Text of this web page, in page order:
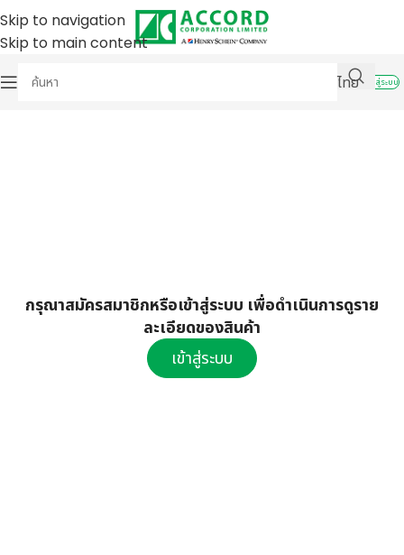
Skip to navigation
Skip to main content
ไทย
เข้าสู่ระบบ
กรุณาสมัครสมาชิกหรือเข้าสู่ระบบ เพื่อดำเนินการดูราย
ละเอียดของสินค้า
เข้าสู่ระบบ